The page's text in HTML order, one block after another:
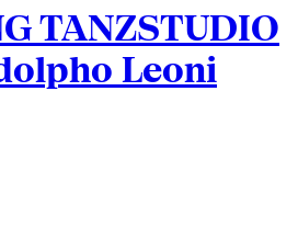
TANZSTUDIO
Leoni